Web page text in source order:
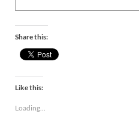
Share this:
Like this:
Loading...